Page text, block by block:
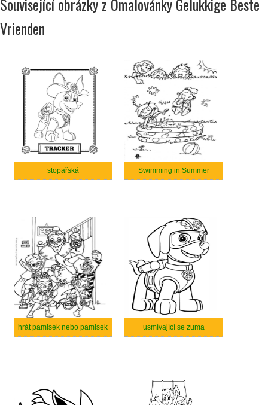
Vrienden
stopařská Swimming in Summer
hrát pamlsek nebo pamlsek usmívající se zuma